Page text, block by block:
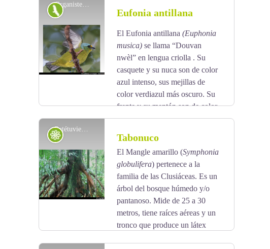
View picture in full screen
como “bwa-bandé” en lengua criolla, y tiene fama
por sus virtudes afrodisíacas. Su madera se utilizaba
para la armazón y los muebles de las casas. Sus
frutos son muy característicos: forman pequeñas
cápsulas que tienen aspecto de uvas verdes y que se
amontonan numerosos en sus ramas.
Organiste Louis D'Or - Anthony Levesque / Amazona
View picture in full screen
Fauna Eufonia antillana
El Eufonia antillana (Euphonia
musica) se llama “Douvan
nwèl” en lengua criolla . Su
casquete y su nuca son de color
azul intenso, sus mejillas de
color verdiazul más oscuro. Su
frente y su mentón son de color
amarillo intenso. El dorso del pájaro es de color
verde oliva y el vientre es verde-amarillo. Es un
pájaro nidificador sedentario poco común en
Guadalupe, donde vive en bosques húmedos a una
altitud media. Está en la lista roja del UICN, así
como en la de los pájaros nidificadores de
Guadalupe.
Patétuvier jaune - AAMG
Flora Tabonuco
El Mangle amarillo (Symphonia
globulifera) pertenece a la
familia de las Clusiáceas. Es un
árbol del bosque húmedo y/o
pantanoso. Mide de 25 a 30
metros, tiene raíces aéreas y un
tronco que produce un látex